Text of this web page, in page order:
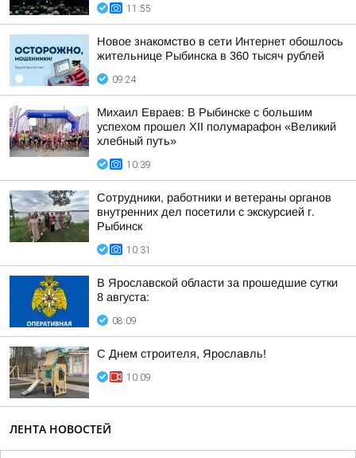
11:55
Новое знакомство в сети Интернет обошлось
жительнице Рыбинска в 360 тысяч рублей
09:24
Михаил Евраев: В Рыбинске с большим
успехом прошел XII полумарафон «Великий
хлебный путь»
10:39
Сотрудники, работники и ветераны органов
внутренних дел посетили с экскурсией г.
Рыбинск
10:31
В Ярославской области за прошедшие сутки
8 августа:
08:09
С Днем строителя, Ярославль!
10:09
ЛЕНТА НОВОСТЕЙ